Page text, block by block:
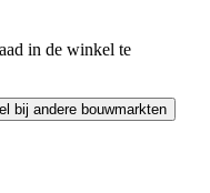
in de winkel te
bij andere bouwmarkten